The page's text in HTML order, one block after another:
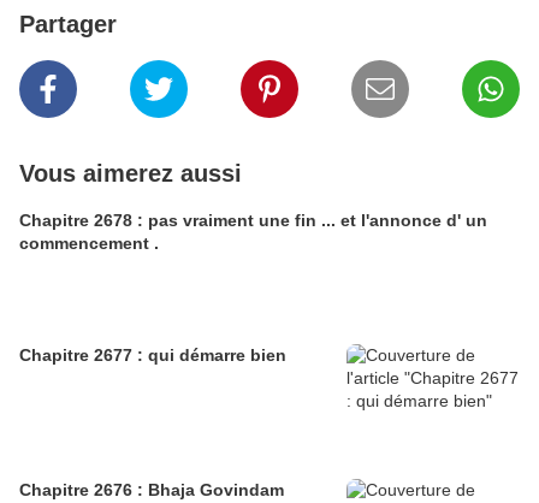
Partager
Vous aimerez aussi
Chapitre 2678 : pas vraiment une fin ... et l'annonce d' un
commencement .
Chapitre 2677 : qui démarre bien
Chapitre 2676 : Bhaja Govindam